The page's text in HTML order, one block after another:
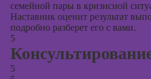
семейной пары в кризисной
Наставник оценит результат
подробно разберет его с вами.
5
5